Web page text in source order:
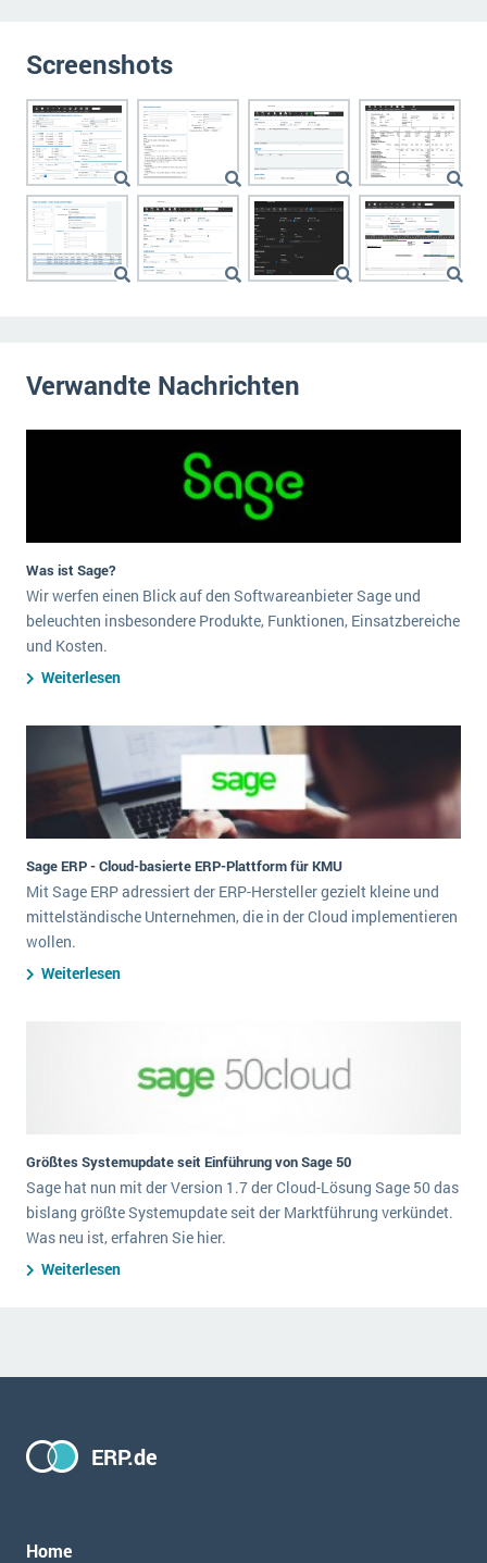
Screenshots
Verwandte Nachrichten
Was ist Sage?
Wir werfen einen Blick auf den Softwareanbieter Sage und
beleuchten insbesondere Produkte, Funktionen, Einsatzbereiche
und Kosten.
Weiterlesen
Sage ERP - Cloud-basierte ERP-Plattform für KMU
Mit Sage ERP adressiert der ERP-Hersteller gezielt kleine und
mittelständische Unternehmen, die in der Cloud implementieren
wollen.
Weiterlesen
Größtes Systemupdate seit Einführung von Sage 50
Sage hat nun mit der Version 1.7 der Cloud-Lösung Sage 50 das
bislang größte Systemupdate seit der Marktführung verkündet.
Was neu ist, erfahren Sie hier.
Weiterlesen
ERP.de
Home